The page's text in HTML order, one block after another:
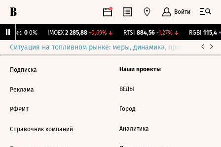
Войти
Бирж. 0 0% IMOEX 2 285,88 -0,69%↓ RTSI 884,56 -1,27%↓ RGBI 115,4
Ситуация на топливном рынке: меры, динамика, прогнозы
Подписка
Реклама
РФРИТ
Справочник компаний
Наши проекты
ВЕДЫ
Город
Аналитика